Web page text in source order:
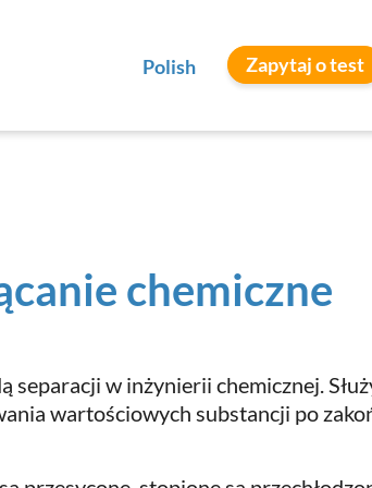
Polish Zapytaj o test
chemiczne
w inżynierii chemicznej.
wartościowych substancji po